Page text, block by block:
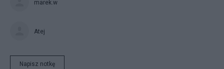
marek.w
Atej
Napisz notkę